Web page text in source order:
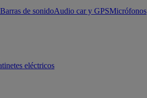
Barras de sonidoAudio car y GPSMicrófonos
eléctricos